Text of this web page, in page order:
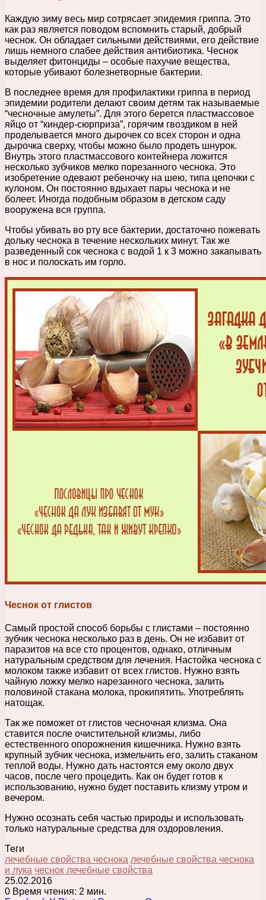
Каждую зиму весь мир сотрясает эпидемия гриппа. Это
как раз является поводом вспомнить старый, добрый
чеснок. Он обладает сильными действиями, его действие
лишь немного слабее действия антибиотика. Чеснок
выделяет фитонциды – особые пахучие вещества,
которые убивают болезнетворные бактерии.
В последнее время для профилактики гриппа в период
эпидемии родители делают своим детям так называемые
“чесночные амулеты”. Для этого берется пластмассовое
яйцо от “киндер-сюрприза”, горячим гвоздиком в ней
проделывается много дырочек со всех сторон и одна
дырочка сверху, чтобы можно было продеть шнурок.
Внутрь этого пластмассового контейнера ложится
несколько зубчиков мелко порезанного чеснока. Это
изобретение одевают ребеночку на шею, типа цепочки с
кулоном. Он постоянно вдыхает пары чеснока и не
болеет. Иногда подобным образом в детском саду
вооружена вся группа.
Чтобы убивать во рту все бактерии, достаточно пожевать
дольку чеснока в течение нескольких минут. Так же
разведенный сок чеснока с водой 1 к 3 можно закапывать
в нос и полоскать им горло.
Чеснок от глистов
Самый простой способ борьбы с глистами – постоянно
зубчик чеснока несколько раз в день. Он не избавит от
паразитов на все сто процентов, однако, отличным
натуральным средством для лечения. Настойка чеснока с
молоком также избавит от всех глистов. Нужно взять
чайную ложку мелко нарезанного чеснока, залить
половиной стакана молока, прокипятить. Употреблять
натощак.
Так же поможет от глистов чесночная клизма. Она
ставится после очистительной клизмы, либо
естественного опорожнения кишечника. Нужно взять
крупный зубчик чеснока, измельчить его, залить стаканом
теплой воды. Нужно дать настоятся ему около двух
часов, после чего процедить. Как он будет готов к
использованию, нужно будет поставить клизму утром и
вечером.
Нужно осознать себя частью природы и использовать
только натуральные средства для оздоровления.
Теги
лечебные свойства чеснока лечебные свойства чеснока
и лука чеснок лечебные свойства
25.02.2016
0 Время чтения: 2 мин.